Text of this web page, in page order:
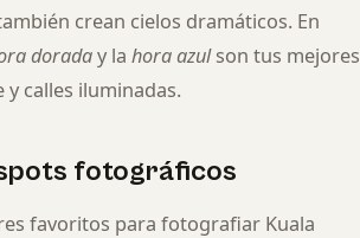
crean cielos dramáticos. En
doraday la hora azulson tus mejores
y calles iluminadas.
fotográficos
favoritos para fotografiar Kuala